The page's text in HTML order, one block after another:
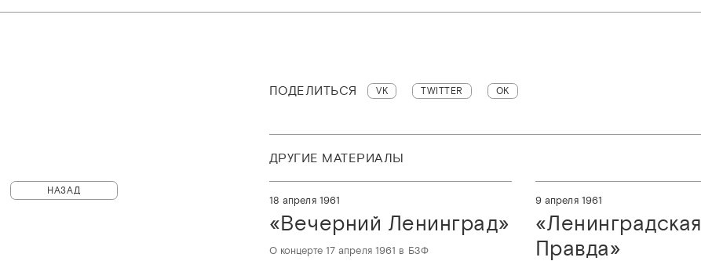
ПОДЕЛИТЬСЯ VK TWITTER OK
ДРУГИЕ МАТЕРИАЛЫ
9 апреля 1961
«Ленинградская
Правда»
18 апреля 1961
«Вечерний Ленинград»
О концерте 17 апреля 1961 в БЗФ
НАЗАД